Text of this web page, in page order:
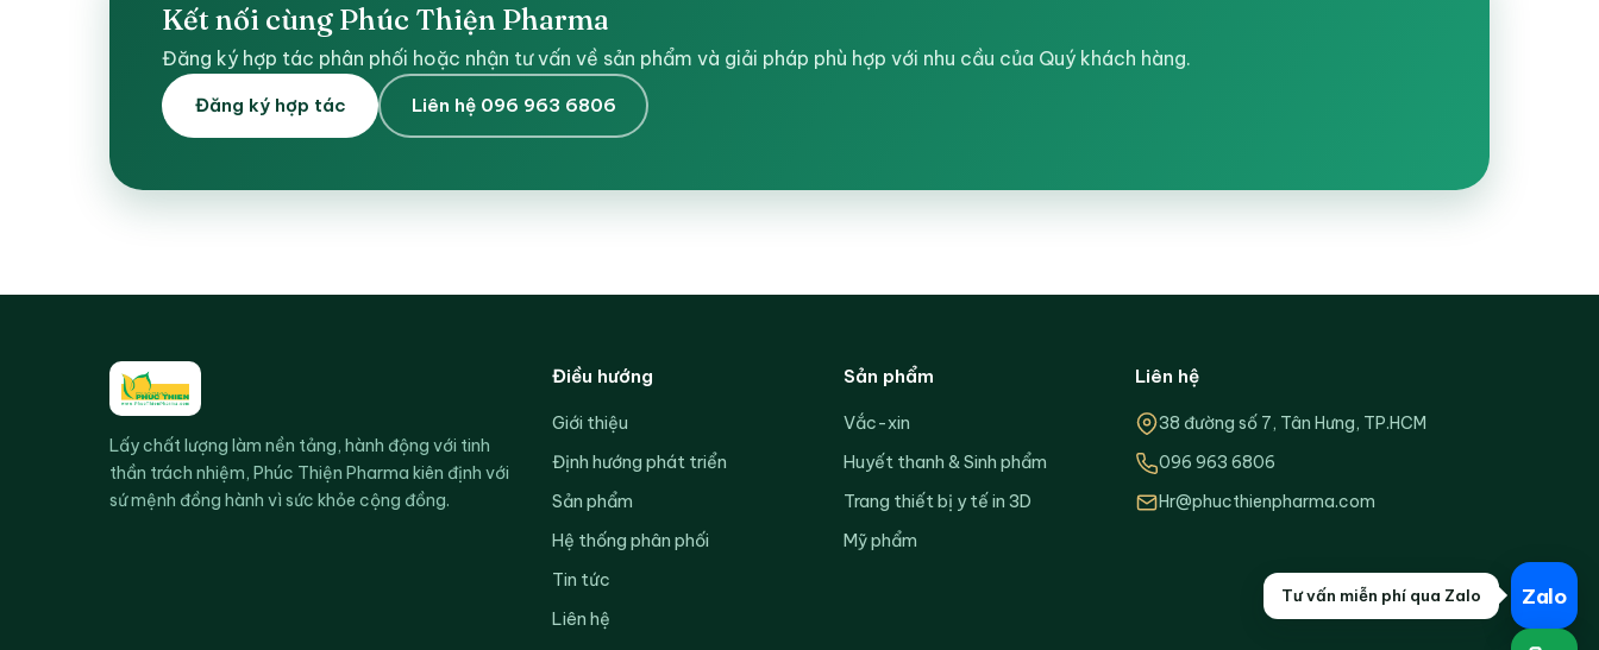
Kết nối cùng Phúc Thiện Pharma
Đăng ký hợp tác phân phối hoặc nhận tư vấn về sản phẩm và giải pháp phù hợp với nhu cầu của Quý khách hàng.
Đăng ký hợp tác Liên hệ 096 963 6806
Lấy chất lượng làm nền tảng, hành động với tinh
thần trách nhiệm, Phúc Thiện Pharma kiên định với
sứ mệnh đồng hành vì sức khỏe cộng đồng.
Điều hướng
Giới thiệu
Định hướng phát triển
Sản phẩm
Hệ thống phân phối
Tin tức
Liên hệ
Sản phẩm
Vắc-xin
Huyết thanh & Sinh phẩm
Trang thiết bị y tế in 3D
Mỹ phẩm
Liên hệ
38 đường số 7, Tân Hưng, TP.HCM
096 963 6806
Hr@phucthienpharma.com
Zalo
Tư vấn miễn phí qua Zalo